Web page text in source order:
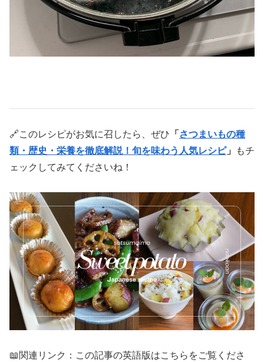
🔗このレシピがお気に召したら、ぜひ 「 さつまいもの種
類・歴史・栄養を徹底解説！旬を味わう人気レシピ」
もチ
ェックしてみてくださいね！
📖関連リンク：この記事の英語版はこちらをご覧くださ